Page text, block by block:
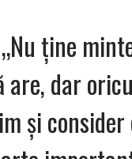
ține
are, dar
și consider